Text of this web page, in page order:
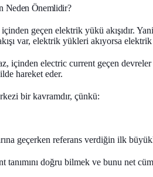
Neden Önemlidir?
geçen elektrik yükü akışıdır.
var, elektrik yükleri akıyorsa elektrik
içinden electric current geçen
hareket eder.
bir kavramdır, çünkü:
geçerken referans verdiğin ilk
tanımını doğru bilmek ve bunu net